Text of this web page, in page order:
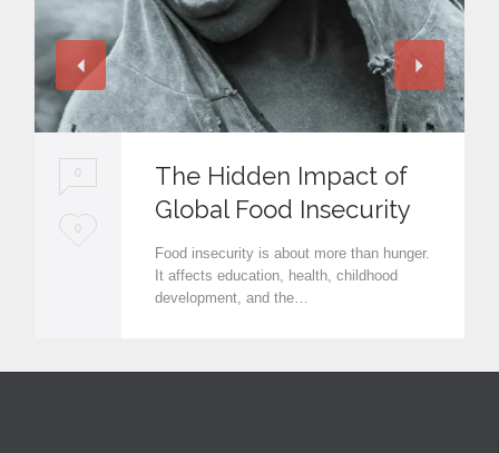
0
L
i
0
The Hidden Impact of
Global Food Insecurity
Food insecurity is about more than hunger.
It affects education, health, childhood
development, and the…